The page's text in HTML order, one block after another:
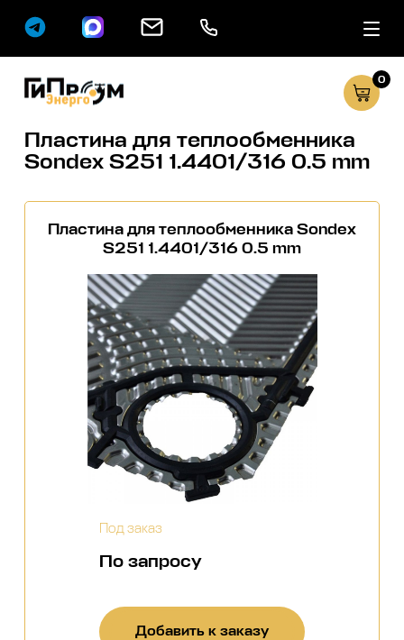
Сервисные
0
Пластина для теплообменника
Sondex S251 1.4401/316 0.5 mm
Пластина для теплообменника Sondex
S251 1.4401/316 0.5 mm
Под заказ
По запросу
Добавить к заказу